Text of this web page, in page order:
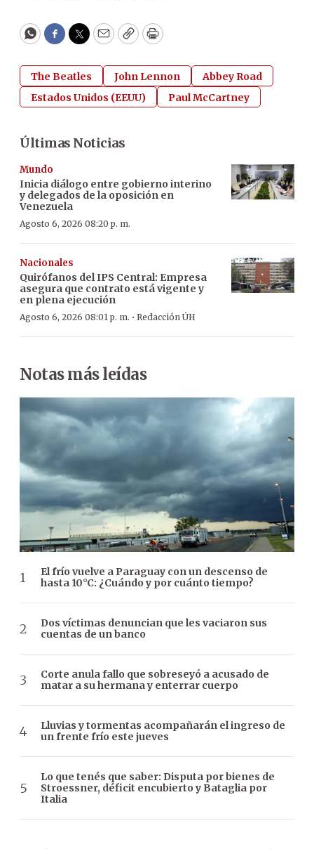
WhatsApp
Facebook
Twitter
EmailCopyPrint
The Beatles John Lennon
Abbey Road
Estados Unidos (EEUU)
Paul McCartney
Últimas Noticias
Mundo
Inicia diálogo entre gobierno interino
y delegados de la oposición en
Venezuela
Agosto 6, 2026 08:20 p. m.
Nacionales
Quirófanos del IPS Central: Empresa
asegura que contrato está vigente y
en plena ejecución
Agosto 6, 2026 08:01 p. m. · Redacción ÚH
Notas más leídas
El frío vuelve a Paraguay con un descenso de
hasta 10°C: ¿Cuándo y por cuánto tiempo?
Dos víctimas denuncian que les vaciaron sus
cuentas de un banco
Corte anula fallo que sobreseyó a acusado de
matar a su hermana y enterrar cuerpo
Lluvias y tormentas acompañarán el ingreso de
un frente frío este jueves
Lo que tenés que saber: Disputa por bienes de
Stroessner, déficit encubierto y Bataglia por
Italia